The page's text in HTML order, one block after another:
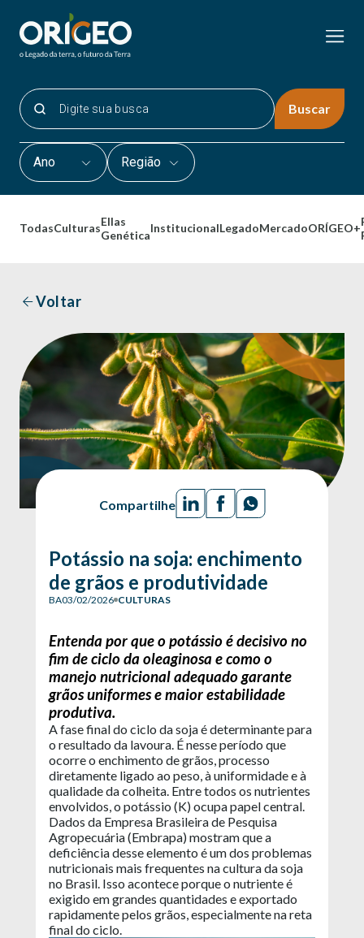
Buscar
Ano Região
TodasCulturasEllas
GenéticaInstitucionalLegadoMercadoORÍGEO+
Voltar
Compartilhe
Potássio na soja: enchimento
de grãos e produtividade
BA03/02/2026 CULTURAS
Entenda por que o potássio é decisivo no
fim de ciclo da oleaginosa e como o
manejo nutricional adequado garante
grãos uniformes e maior estabilidade
produtiva.
A fase final do ciclo da soja é determinante para
o resultado da lavoura. É nesse período que
ocorre o enchimento de grãos, processo
diretamente ligado ao peso, à uniformidade e à
qualidade da colheita. Entre todos os nutrientes
envolvidos, o potássio (K) ocupa papel central.
Dados da Empresa Brasileira de Pesquisa
Agropecuária (Embrapa) mostram que a
deficiência desse elemento é um dos problemas
nutricionais mais frequentes na cultura da soja
no Brasil. Isso acontece porque o nutriente é
exigido em grandes quantidades e exportado
rapidamente pelos grãos, especialmente na reta
final do ciclo.